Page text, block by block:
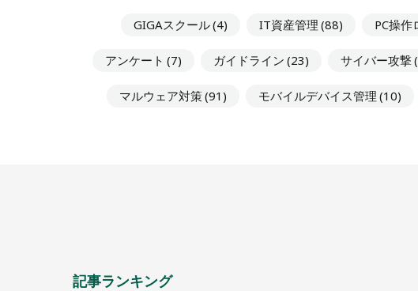
GIGAスクール(4) IT資産管理 (88) PC操作
アンケート (7) ガイドライン (23) サイバー攻撃
マルウェア対策(91) モバイルデバイス管理 (10)
記事ランキング